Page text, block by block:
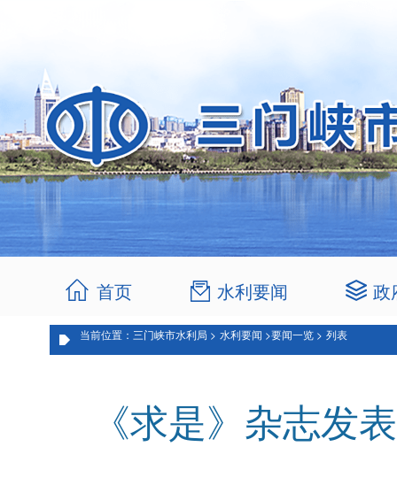
首页 水利要闻 政
当前位置：三门峡市水利局 > 水利要闻 >要闻一览 > 列表
《求是》杂志发